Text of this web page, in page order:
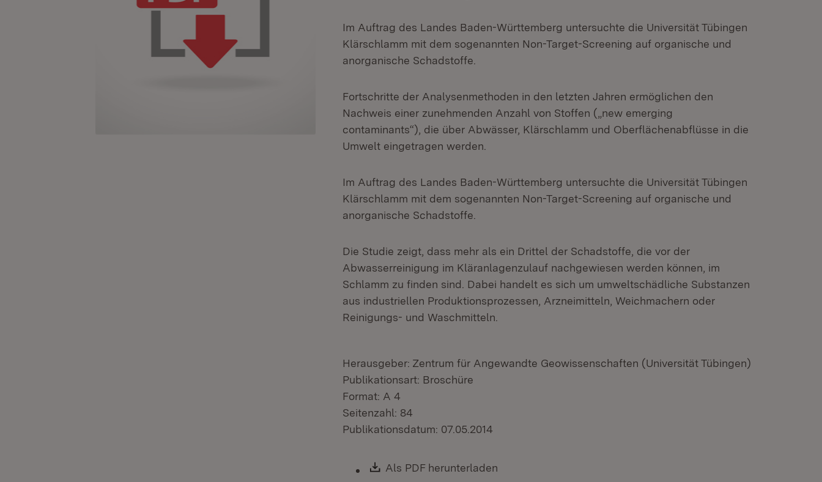
Im Auftrag des Landes Baden-Württemberg untersuchte die Universität Tübingen
Klärschlamm mit dem sogenannten Non-Target-Screening auf organische und
anorganische Schadstoffe.
Fortschritte der Analysenmethoden in den letzten Jahren ermöglichen den
Nachweis einer zunehmenden Anzahl von Stoffen („new emerging
contaminants“), die über Abwässer, Klärschlamm und Oberflächenabflüsse in die
Umwelt eingetragen werden.
Im Auftrag des Landes Baden-Württemberg untersuchte die Universität Tübingen
Klärschlamm mit dem sogenannten Non-Target-Screening auf organische und
anorganische Schadstoffe.
Die Studie zeigt, dass mehr als ein Drittel der Schadstoffe, die vor der
Abwasserreinigung im Kläranlagenzulauf nachgewiesen werden können, im
Schlamm zu finden sind. Dabei handelt es sich um umweltschädliche Substanzen
aus industriellen Produktionsprozessen, Arzneimitteln, Weichmachern oder
Reinigungs- und Waschmitteln.
Herausgeber: Zentrum für Angewandte Geowissenschaften (Universität Tübingen)
Publikationsart: Broschüre
Format: A 4
Seitenzahl: 84
Publikationsdatum: 07.05.2014
Download:
Als PDF herunterladen